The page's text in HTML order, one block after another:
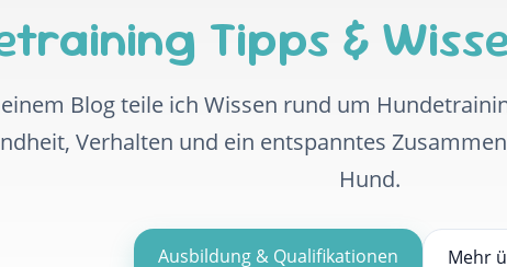
Tipps &
Blog teile ich Wissen rund um
Verhalten und ein entspanntes
Hund.
Ausbildung & Qualifikationen Mehr